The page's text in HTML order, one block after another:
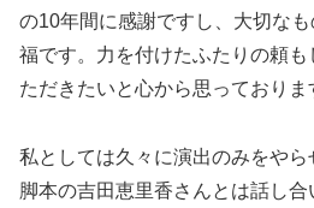
の10年間に感謝ですし、大切な
福です。力を付けたふたりの頼
ただきたいと心から思っておりま
私としては久々に演出のみをやら
脚本の吉田恵里香さんとは話し